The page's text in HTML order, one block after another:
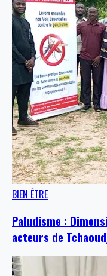
BIEN ÊTRE
Paludisme :
acteurs de